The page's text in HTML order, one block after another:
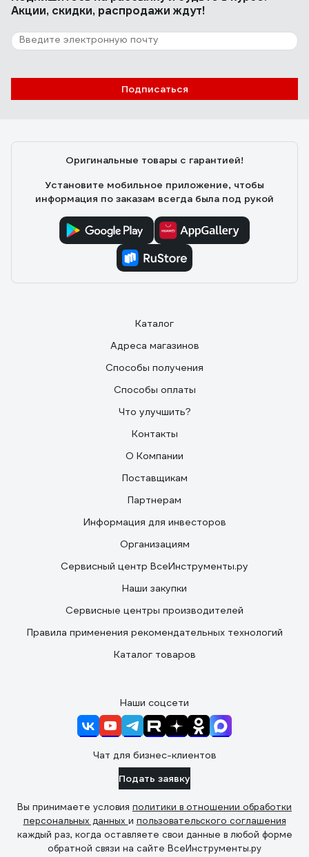
Акции, скидки, распродажи ждут!
Подписаться
Оригинальные товары с гарантией!
Установите мобильное приложение, чтобы
информация по заказам всегда была под рукой
Каталог
Адреса магазинов
Способы получения
Способы оплаты
Что улучшить?
Контакты
О Компании
Поставщикам
Партнерам
Информация для инвесторов
Организациям
Сервисный центр ВсеИнструменты.ру
Наши закупки
Сервисные центры производителей
Правила применения рекомендательных технологий
Каталог товаров
Наши соцсети
Чат для бизнес-клиентов
Подать заявку
Вы принимаете условия политики в отношении обработки
персональных данных и пользовательского соглашения
каждый раз, когда оставляете свои данные в любой форме
обратной связи на сайте ВсеИнструменты.ру